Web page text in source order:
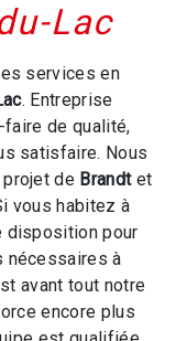
Lac
services en
. Entreprise
faire de qualité,
satisfaire. Nous
de Brandtet
vous habitez à
disposition pour
nécessaires à
avant tout notre
encore plus